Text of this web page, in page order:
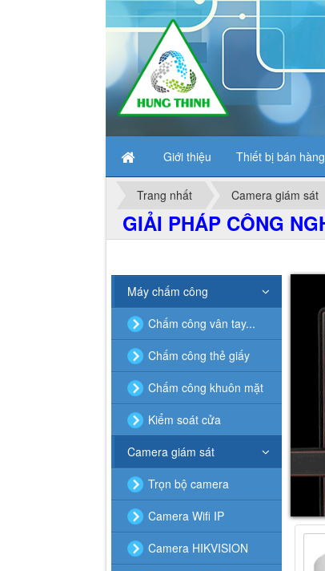
Giới thiệu Thiết bị bán hàng
Trang nhất Camera giám sát
GIẢI PHÁP CÔNG
Máy chấm công
Chấm công vân tay...
Chấm công thẻ giấy
Chấm công khuôn mặt
Kiểm soát cửa
Camera giám sát
Trọn bộ camera
Camera Wifi IP
Camera HIKVISION